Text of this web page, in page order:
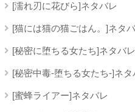
[濡れ刃に花びら]ネタバレ
[猫には猫の猫ごはん。]ネタ
[秘密に堕ちる女たち]ネタバレ
[秘密中毒-堕ちる女たち-]ネタ
[蜜蜂ライアー]ネタバレ